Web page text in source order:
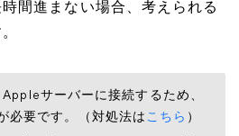
間進まない場合、考えられる
Appleサーバーに接続するため、
必要です。（対処法は こちら ）